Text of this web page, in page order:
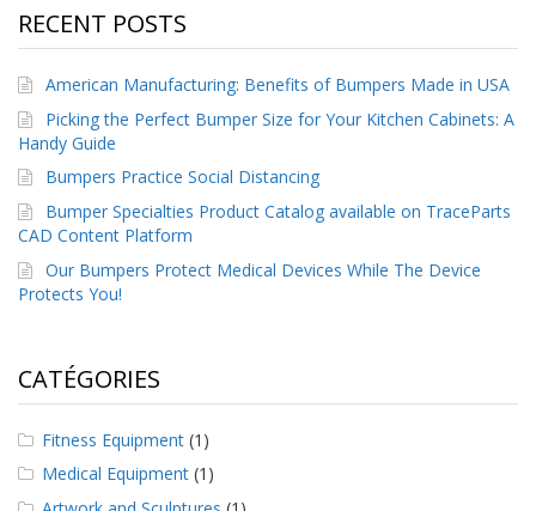
e
e
v
i
c
e
s
F
A
Q
l
o
g
u
C
RECENT POSTS
American Manufacturing: Benefits of Bumpers Made in USA
Picking the Perfect Bumper Size for Your Kitchen Cabinets: A
Handy Guide
Bumpers Practice Social Distancing
Bumper Specialties Product Catalog available on TraceParts
CAD Content Platform
Our Bumpers Protect Medical Devices While The Device
Protects You!
CATÉGORIES
Fitness Equipment (1)
Medical Equipment (1)